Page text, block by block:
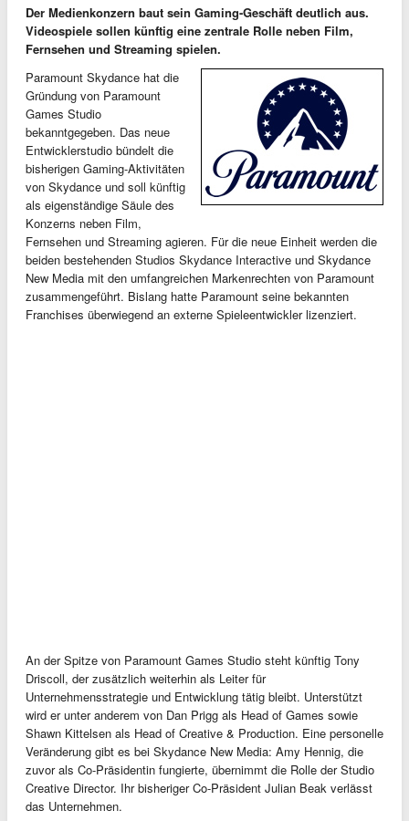
Der Medienkonzern baut sein Gaming-Geschäft deutlich aus.
Videospiele sollen künftig eine zentrale Rolle neben Film,
Fernsehen und Streaming spielen.
Paramount Skydance hat die
Gründung von Paramount
Games Studio
bekanntgegeben. Das neue
Entwicklerstudio bündelt die
bisherigen Gaming-Aktivitäten
von Skydance und soll künftig
als eigenständige Säule des
Konzerns neben Film,
Fernsehen und Streaming agieren. Für die neue Einheit werden die
beiden bestehenden Studios Skydance Interactive und Skydance
New Media mit den umfangreichen Markenrechten von Paramount
zusammengeführt. Bislang hatte Paramount seine bekannten
Franchises überwiegend an externe Spieleentwickler lizenziert.
An der Spitze von Paramount Games Studio steht künftig Tony
Driscoll, der zusätzlich weiterhin als Leiter für
Unternehmensstrategie und Entwicklung tätig bleibt. Unterstützt
wird er unter anderem von Dan Prigg als Head of Games sowie
Shawn Kittelsen als Head of Creative & Production. Eine personelle
Veränderung gibt es bei Skydance New Media: Amy Hennig, die
zuvor als Co-Präsidentin fungierte, übernimmt die Rolle der Studio
Creative Director. Ihr bisheriger Co-Präsident Julian Beak verlässt
das Unternehmen.